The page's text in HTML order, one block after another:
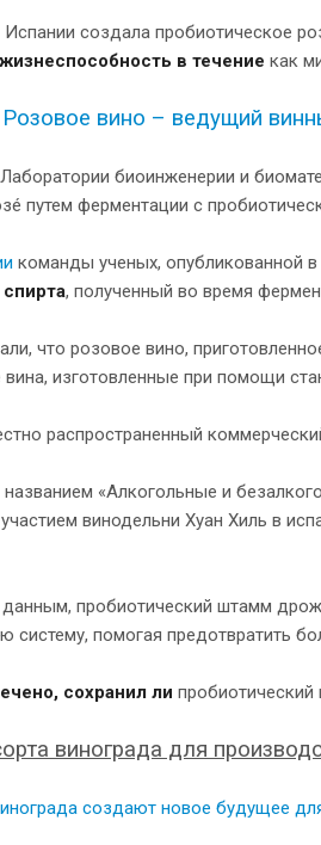
создала пробиотическое
в течение как
Розовое вино – ведущий
биоинженерии и
путем ферментации с
команды ученых, опубликованной
, полученный во время
что розовое вино,
вина, изготовленные при помощи
распространенный
«Алкогольные и
винодельни Хуан Хиль в
пробиотический штамм
систему, помогая предотвратить
сохранил ли
винограда для
создают новое будущее